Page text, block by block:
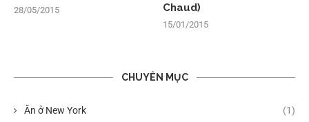
28/05/2015
Chaud)
15/01/2015
CHUYÊN MỤC
Ăn ở New York (1)